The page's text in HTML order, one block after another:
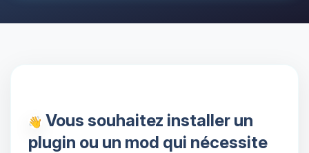
Vous souhaitez installer un
plugin ou un mod qui nécessite